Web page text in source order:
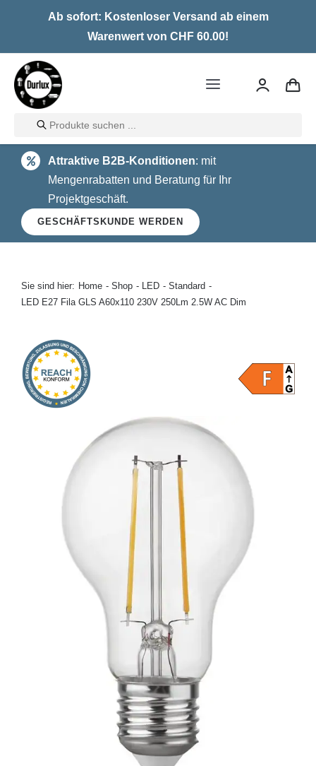
Ab sofort: Kostenloser Versand ab einem
Warenwert von CHF 60.00!
Toggle
Home
LED
Halogen
Glühlampen
Kontakt
Products
search
Attraktive B2B-Konditionen: mit
Mengenrabatten und Beratung für Ihr
Projektgeschäft.
GESCHÄFTSKUNDE WERDEN
Sie sind hier: Home Shop LED
Standard
LED E27 Fila GLS A60x110 230V 250Lm 2.5W AC Dim